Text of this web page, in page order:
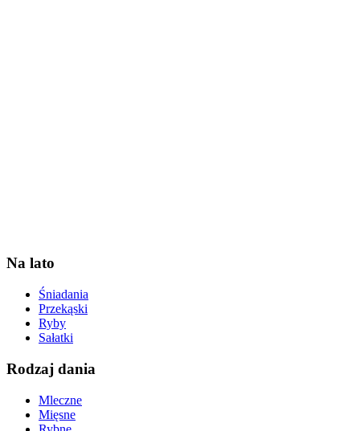
Na lato
Śniadania
Przekąski
Ryby
Sałatki
Rodzaj dania
Mleczne
Mięsne